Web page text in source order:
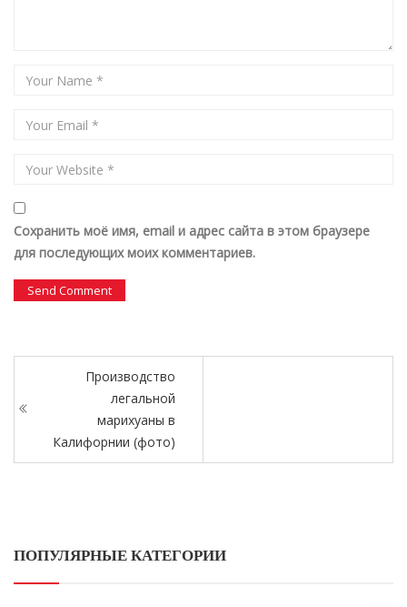
Сохранить моё имя, email и адрес сайта в этом браузере
для последующих моих комментариев.
Производство
легальной
марихуаны в
Калифорнии (фото)
ПОПУЛЯРНЫЕ КАТЕГОРИИ